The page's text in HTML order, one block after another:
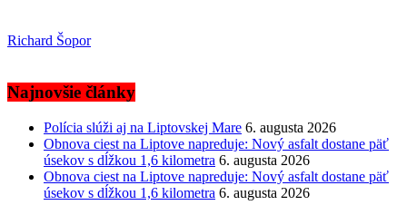
Richard Šopor
Najnovšie články
Polícia slúži aj na Liptovskej Mare 6. augusta 2026
Obnova ciest na Liptove napreduje: Nový asfalt dostane päť
úsekov s dĺžkou 1,6 kilometra 6. augusta 2026
Obnova ciest na Liptove napreduje: Nový asfalt dostane päť
úsekov s dĺžkou 1,6 kilometra 6. augusta 2026